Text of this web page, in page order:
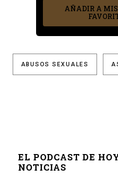
AÑADIR A
ABUSOS SEXUALES
EL PODCAST DE
NOTICIAS